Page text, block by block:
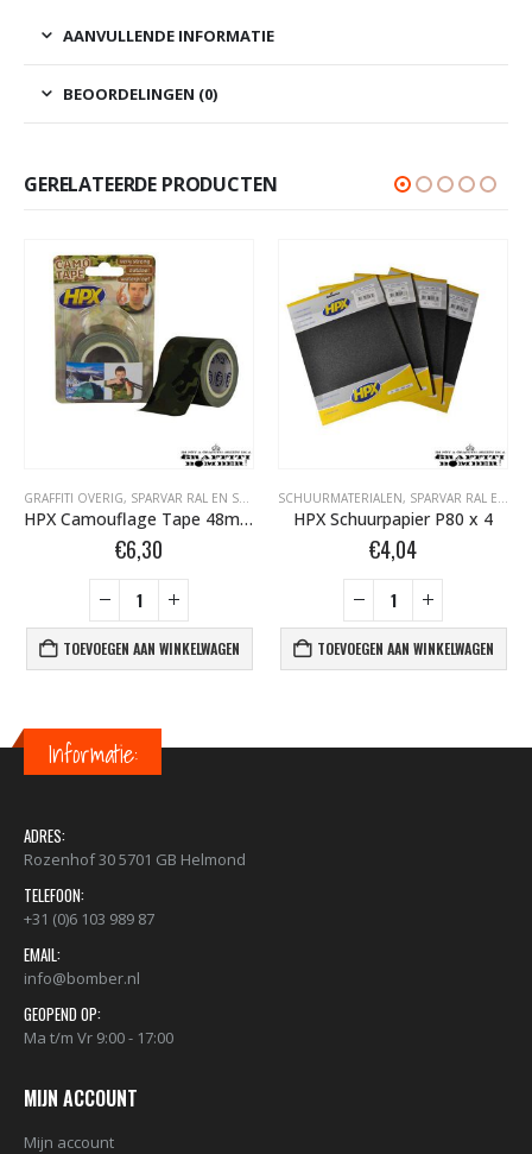
AANVULLENDE INFORMATIE
BEOORDELINGEN (0)
GERELATEERDE PRODUCTEN
GRAFFITI OVERIG, SPARVAR RAL EN SPECIALE SPRAY ,TAPE- EN AFDEKMATERIALEN
HPX Camouflage Tape 48mm CA5005
€6,30
TOEVOEGEN AAN WINKELWAGEN
SCHUURMATERIALEN, SPARVAR RAL EN SPECIALE SPRAY
HPX Schuurpapier P80 x 4
€4,04
TOEVOEGEN AAN WINKELWAGEN
Informatie:
ADRES:
Rozenhof 30 5701 GB Helmond
TELEFOON:
+31 (0)6 103 989 87
EMAIL:
info@bomber.nl
GEOPEND OP:
Ma t/m Vr 9:00 - 17:00
MIJN ACCOUNT
Mijn account